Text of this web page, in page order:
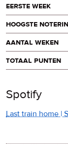
eerste week
hoogste
aantal weken
totaal punten
Spotify
Last train home |